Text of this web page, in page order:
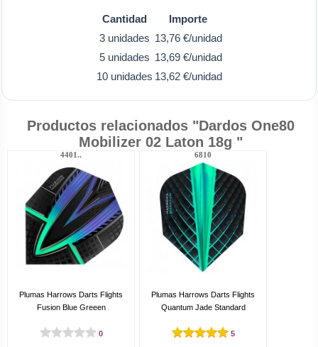
Cantidad
Importe
3 unidades 13,76 €/unidad
5 unidades 13,69 €/unidad
10 unidades 13,62 €/unidad
Productos relacionados "Dardos One80
Mobilizer 02 Laton 18g "
4401..
Plumas Harrows Darts Flights
Fusion Blue Greeen
0
6810
Plumas Harrows Darts Flights
Quantum Jade Standard
5